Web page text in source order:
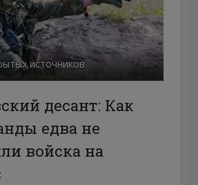
источников
десант: Как
едва не
войска на